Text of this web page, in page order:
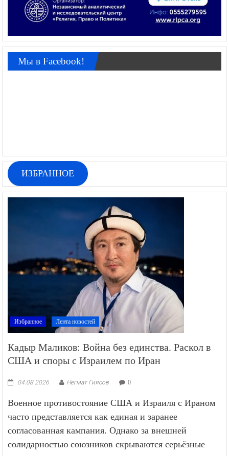
Мы в Facebook!
ИЗБРАННОЕ
Избранное Лента новостей
Кадыр Маликов: Война без единства. Раскол в
США и споры с Израилем по Иран
04.08.2026 Негмат Гиясов 0
Военное противостояние США и Израиля с Ираном
часто представляется как единая и заранее
согласованная кампания. Однако за внешней
солидарностью союзников скрываются серьёзные